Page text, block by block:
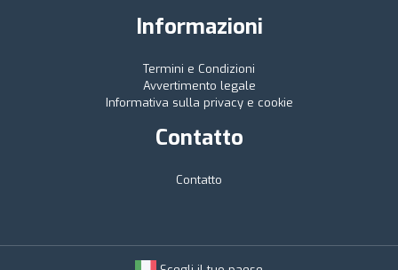
Informazioni
Termini e Condizioni
Avvertimento legale
Informativa sulla privacy e cookie
Contatto
Contatto